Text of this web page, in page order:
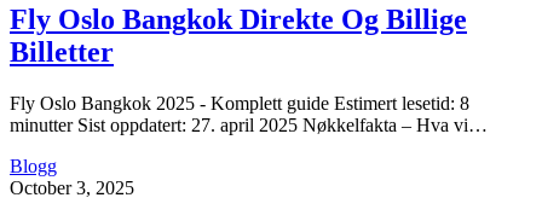
Fly Oslo Bangkok Direkte Og Billige
Billetter
Fly Oslo Bangkok 2025 - Komplett guide Estimert lesetid: 8
minutter Sist oppdatert: 27. april 2025 Nøkkelfakta – Hva vi…
Blogg
October 3, 2025